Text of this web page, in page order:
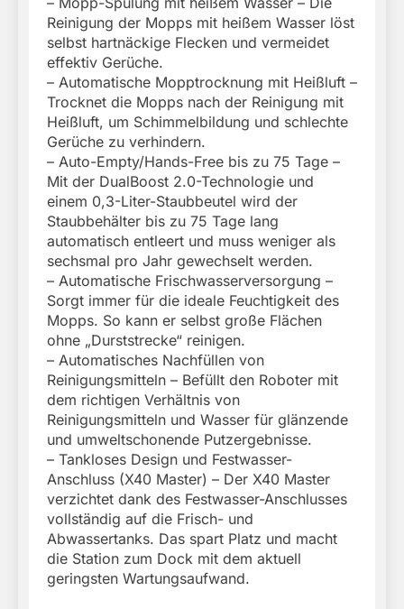
Reinigung der Mopps mit heißem Wasser löst
selbst hartnäckige Flecken und vermeidet
effektiv Gerüche.
– Automatische Mopptrocknung mit Heißluft –
Trocknet die Mopps nach der Reinigung mit
Heißluft, um Schimmelbildung und schlechte
Gerüche zu verhindern.
– Auto-Empty/Hands-Free bis zu 75 Tage –
Mit der DualBoost 2.0-Technologie und
einem 0,3-Liter-Staubbeutel wird der
Staubbehälter bis zu 75 Tage lang
automatisch entleert und muss weniger als
sechsmal pro Jahr gewechselt werden.
– Automatische Frischwasserversorgung –
Sorgt immer für die ideale Feuchtigkeit des
Mopps. So kann er selbst große Flächen
ohne „Durststrecke“ reinigen.
– Automatisches Nachfüllen von
Reinigungsmitteln – Befüllt den Roboter mit
dem richtigen Verhältnis von
Reinigungsmitteln und Wasser für glänzende
und umweltschonende Putzergebnisse.
– Tankloses Design und Festwasser-
Anschluss (X40 Master) – Der X40 Master
verzichtet dank des Festwasser-Anschlusses
vollständig auf die Frisch- und
Abwassertanks. Das spart Platz und macht
die Station zum Dock mit dem aktuell
geringsten Wartungsaufwand.